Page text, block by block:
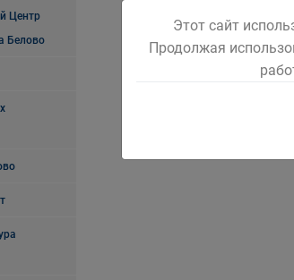
Центр
Белово
Этот сайт
Продолжая